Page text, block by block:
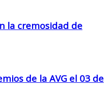
la cremosidad de
de la AVG el 03 de